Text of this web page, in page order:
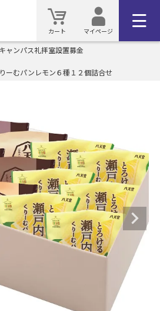
カート マイページ
ャンパス礼拝室設置募金
ーむパンレモン６種１２個詰合せ